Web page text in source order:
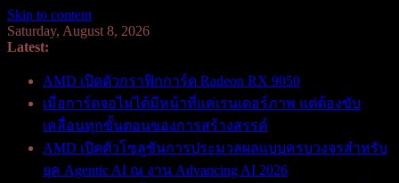
Skip to content
Saturday, August 8, 2026
Latest:
AMD เปิดตัวกราฟิกการ์ด Radeon RX 9050
เมื่อการ์ดจอไม่ได้มีหน้าที่แค่เรนเดอร์ภาพ แต่ต้องขับ
เคลื่อนทุกขั้นตอนของการสร้างสรรค์
AMD เปิดตัวโซลูชันการประมวลผลแบบครบวงจรสำหรับ
ยุค Agentic AI ณ งาน Advancing AI 2026